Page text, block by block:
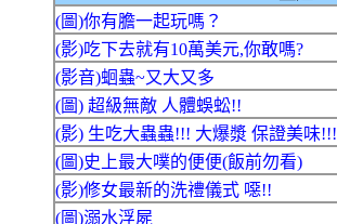
(圖)你有膽一起玩嗎？
(影)吃下去就有10萬美元,你敢嗎?
(影音)蛔蟲~又大又多
(圖) 超級無敵 人體蜈蚣!!
(影) 生吃大蟲蟲!!! 大爆漿 保證美味!!!
(圖)史上最大噗的便便(飯前勿看)
(影)修女最新的洗禮儀式 噁!!
(圖)溺水浮屍